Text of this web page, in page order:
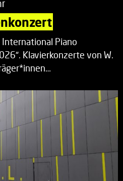
International Piano
Klavierkonzerte von W.